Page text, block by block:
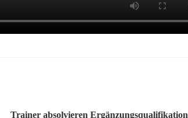
Trainer absolvieren Ergänzungsqualifikation